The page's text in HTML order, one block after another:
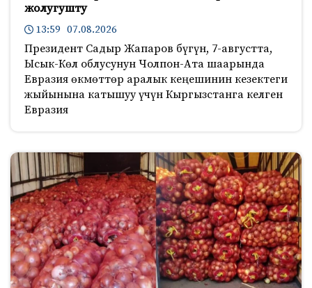
жолугушту
13:59 07.08.2026
Президент Садыр Жапаров бүгүн, 7-августта,
Ысык-Көл облусунун Чолпон-Ата шаарында
Евразия өкмөттөр аралык кеңешинин кезектеги
жыйынына катышуу үчүн Кыргызстанга келген
Евразия